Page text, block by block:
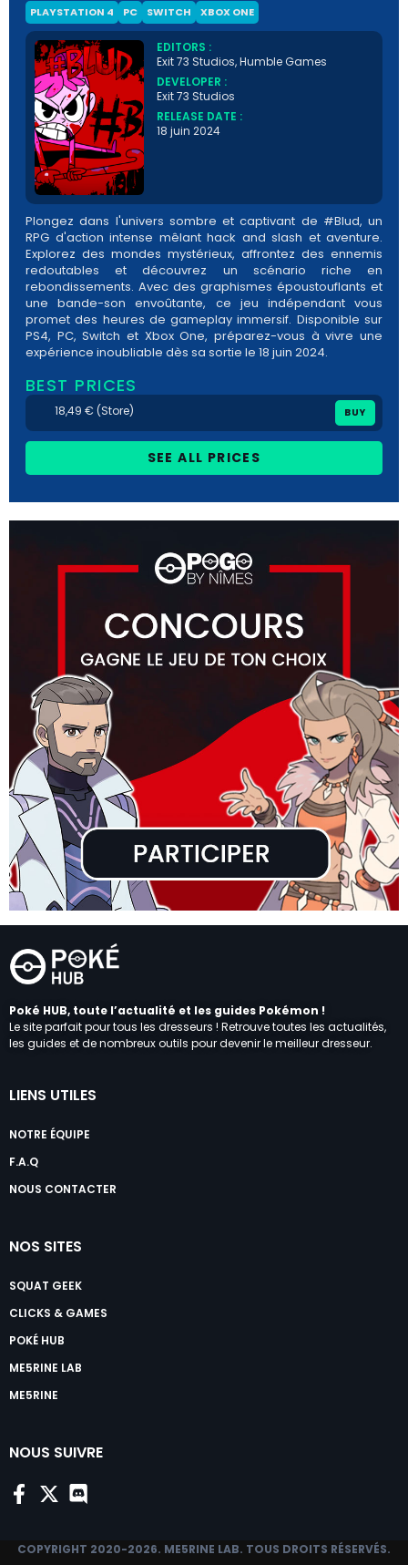
PLAYSTATION 4 PC SWITCH XBOX ONE
EDITORS :
Exit 73 Studios, Humble Games
DEVELOPER :
Exit 73 Studios
RELEASE DATE :
18 juin 2024
Plongez dans l'univers sombre et captivant de #Blud, un
RPG d'action intense mêlant hack and slash et aventure.
Explorez des mondes mystérieux, affrontez des ennemis
redoutables et découvrez un scénario riche en
rebondissements. Avec des graphismes époustouflants et
une bande-son envoûtante, ce jeu indépendant vous
promet des heures de gameplay immersif. Disponible sur
PS4, PC, Switch et Xbox One, préparez-vous à vivre une
expérience inoubliable dès sa sortie le 18 juin 2024.
BEST PRICES
18,49 € (Store) BUY
SEE ALL PRICES
Poké HUB, toute l’actualité et les guides Pokémon !
Le site parfait pour tous les dresseurs ! Retrouve toutes les actualités,
les guides et de nombreux outils pour devenir le meilleur dresseur.
LIENS UTILES
NOTRE ÉQUIPE
F.A.Q
NOUS CONTACTER
NOS SITES
SQUAT GEEK
CLICKS & GAMES
POKÉ HUB
ME5RINE LAB
ME5RINE
NOUS SUIVRE
COPYRIGHT 2020-2026. ME5RINE LAB. TOUS DROITS RÉSERVÉS.